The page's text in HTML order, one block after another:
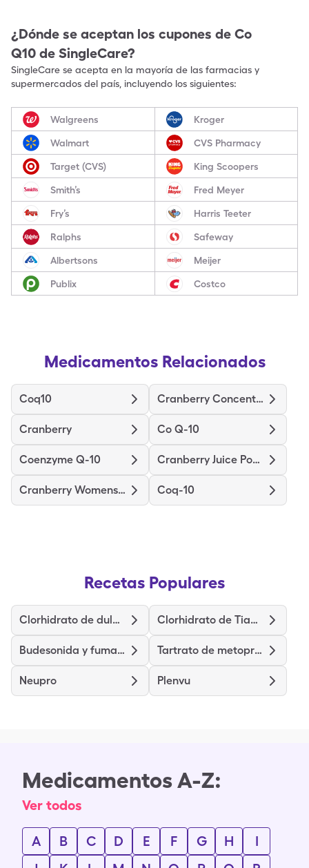
¿Dónde se aceptan los cupones de Co
Q10 de SingleCare?
SingleCare se acepta en la mayoría de las farmacias y
supermercados del país, incluyendo los siguientes:
Walgreens Kroger
Walmart CVS Pharmacy
Target (CVS) King Scoopers
Smith’s Fred Meyer
Fry’s Harris Teeter
Ralphs Safeway
Albertsons Meijer
Publix Costco
Medicamentos Relacionados
Coq10 Cranberry Concentrate
Cranberry Co Q-10
Coenzyme Q-10 Cranberry Juice Powder
Cranberry Womens Health Coq-10
Recetas Populares
Clorhidrato de duloxetina Clorhidrato de Tiamina
Budesonida y fumarato de formoterol Tartrato de metoprolol
Neupro Plenvu
Medicamentos A-Z:
Ver todos
A B C D E F G H
I